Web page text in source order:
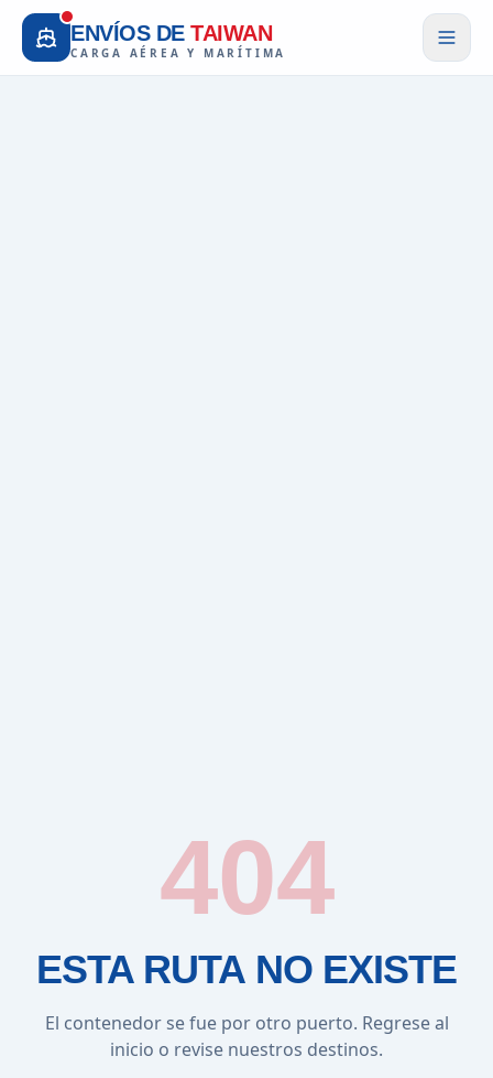
ENVÍOS DE TAIWAN
CARGA AÉREA Y MARÍTIMA
404
ESTA RUTA NO EXISTE
El contenedor se fue por otro puerto. Regrese al
inicio o revise nuestros destinos.